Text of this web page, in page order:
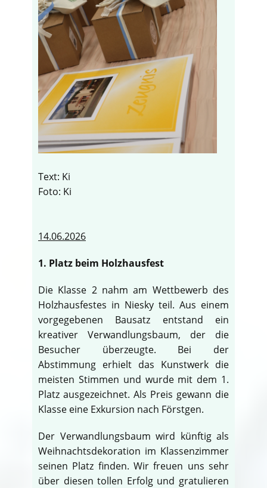
Text: Ki
Foto: Ki
14.06.2026
1. Platz beim Holzhausfest
Die Klasse 2 nahm am Wettbewerb des
Holzhausfestes in Niesky teil. Aus einem
vorgegebenen Bausatz entstand ein
kreativer Verwandlungsbaum, der die
Besucher überzeugte. Bei der
Abstimmung erhielt das Kunstwerk die
meisten Stimmen und wurde mit dem 1.
Platz ausgezeichnet. Als Preis gewann die
Klasse eine Exkursion nach Förstgen.
Der Verwandlungsbaum wird künftig als
Weihnachtsdekoration im Klassenzimmer
seinen Platz finden. Wir freuen uns sehr
über diesen tollen Erfolg und gratulieren